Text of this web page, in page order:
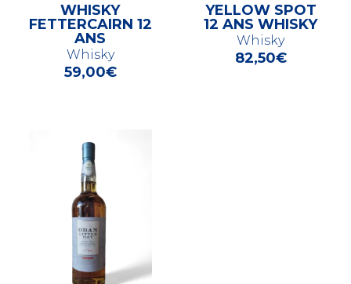
WHISKY
FETTERCAIRN 12
ANS
Whisky
59,00€
YELLOW SPOT
12 ANS WHISKY
Whisky
82,50€